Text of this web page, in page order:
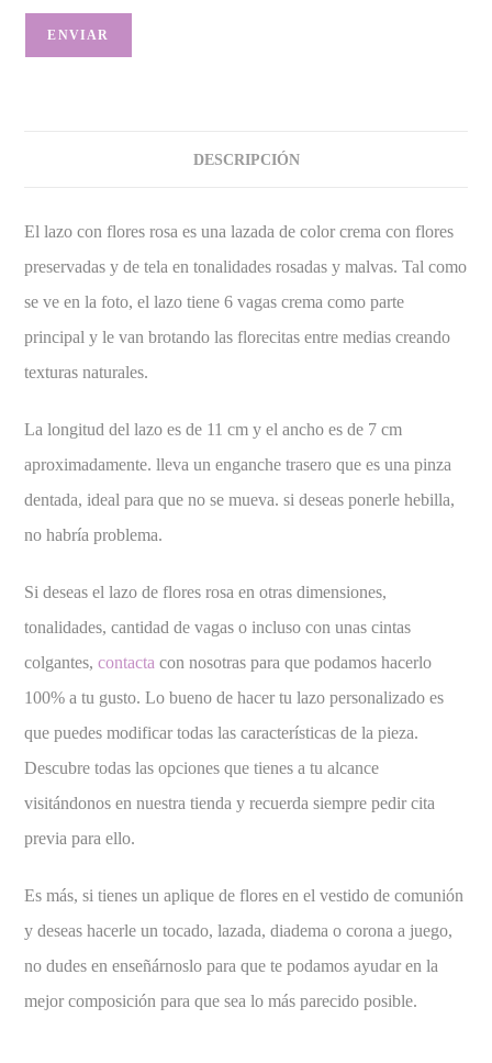
DESCRIPCIÓN
El lazo con flores rosa es una lazada de color crema con flores
preservadas y de tela en tonalidades rosadas y malvas. Tal como
se ve en la foto, el lazo tiene 6 vagas crema como parte
principal y le van brotando las florecitas entre medias creando
texturas naturales.
La longitud del lazo es de 11 cm y el ancho es de 7 cm
aproximadamente. lleva un enganche trasero que es una pinza
dentada, ideal para que no se mueva. si deseas ponerle hebilla,
no habría problema.
Si deseas el lazo de flores rosa en otras dimensiones,
tonalidades, cantidad de vagas o incluso con unas cintas
colgantes,contacta con nosotras para que podamos hacerlo
100% a tu gusto. Lo bueno de hacer tu lazo personalizado es
que puedes modificar todas las características de la pieza.
Descubre todas las opciones que tienes a tu alcance
visitándonos en nuestra tienda y recuerda siempre pedir cita
previa para ello.
Es más, si tienes un aplique de flores en el vestido de comunión
y deseas hacerle un tocado, lazada, diadema o corona a juego,
no dudes en enseñárnoslo para que te podamos ayudar en la
mejor composición para que sea lo más parecido posible.